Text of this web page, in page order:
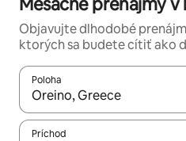
Objavujte dlhodobé
ktorých sa budete cítiť ako
Poloha
Keď budú výsledky k
Príchod